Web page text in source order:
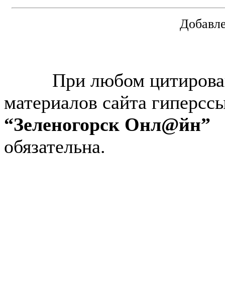
При любом
материалов сайта
“Зеленогорск Онл@йн”
обязательна.